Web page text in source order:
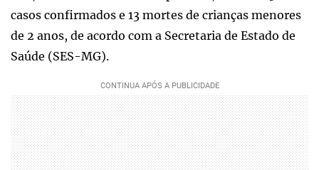
casos confirmados e 13 mortes de crianças menores
de 2 anos, de acordo com a Secretaria de Estado de
Saúde (SES-MG).